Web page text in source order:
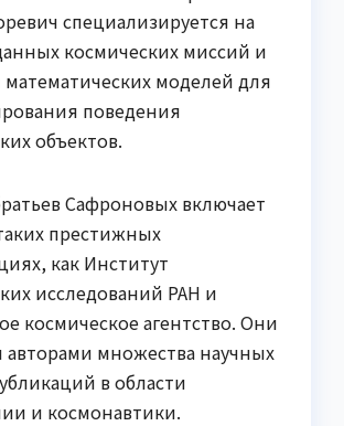
специализируется на
космических миссий и
моделей для
поведения
объектов.
Сафроновых включает
престижных
как Институт
исследований РАН и
космическое агентство. Они
авторами множества научных
в области
и космонавтики.